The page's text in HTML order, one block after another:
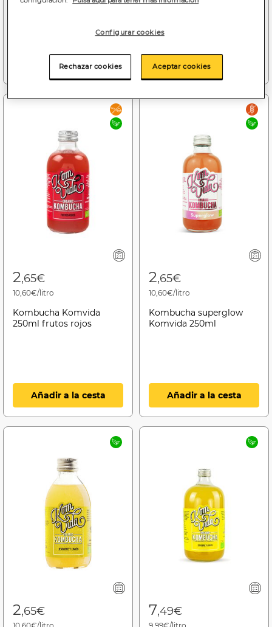
Añadir a la cesta Añadir a la cesta
2,65€
10,60€/litro
Kombucha Komvida
250ml frutos rojos
Añadir a la cesta
2,65€
10,60€/litro
Kombucha superglow
Komvida 250ml
Añadir a la cesta
2,65€ 7,49€
Configurar cookies
Rechazar cookies Aceptar cookies